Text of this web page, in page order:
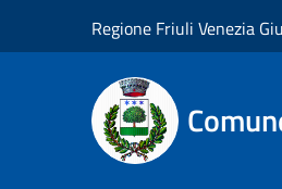
Regione Friuli Venezia